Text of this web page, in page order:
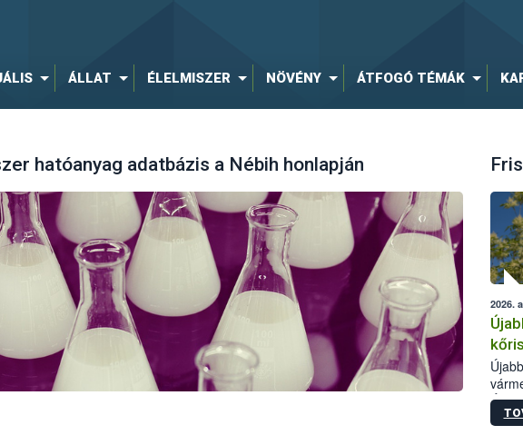
ÁLLAT ÉLELMISZER NÖVÉNY ÁTFOGÓ TÉMÁK
hatóanyag adatbázis a Nébih honlapján
2026.